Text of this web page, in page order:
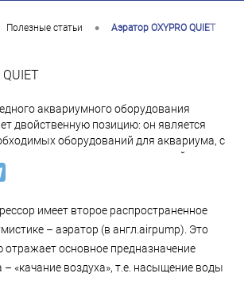
Полезные статьи • Аэратор OXYPRO QUIET
аквариумного оборудования
двойственную позицию: он является
оборудований для аквариума, с
из самых заменимых, с другой.
имеет второе распространенное
– аэратор (в англ.airpump). Это
основное предназначение
– «качание воздуха», т.е. насыщение воды